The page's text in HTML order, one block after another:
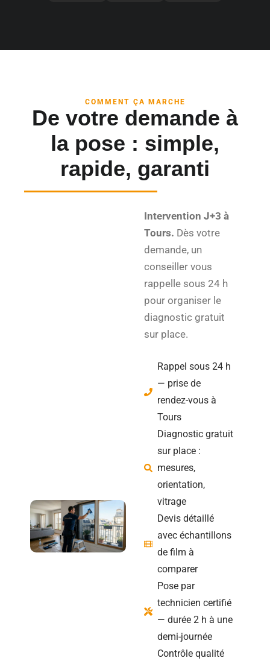
COMMENT ÇA MARCHE
De votre demande à
la pose : simple,
rapide, garanti
Intervention J+3 à
Tours. Dès votre
demande, un
conseiller vous
rappelle sous 24 h
pour organiser le
diagnostic gratuit
sur place.
Rappel sous 24 h
— prise de
rendez-vous à
Tours
Diagnostic gratuit
sur place :
mesures,
orientation,
vitrage
Devis détaillé
avec échantillons
de film à
comparer
Pose par
technicien certifié
— durée 2 h à une
demi-journée
Contrôle qualité